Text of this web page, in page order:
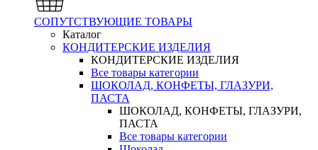
СОПУТСТВУЮЩИЕ ТОВАРЫ
Каталог
КОНДИТЕРСКИЕ ИЗДЕЛИЯ
КОНДИТЕРСКИЕ ИЗДЕЛИЯ
Все товары категории
ШОКОЛАД, КОНФЕТЫ, ГЛАЗУРИ,
ПАСТА
ШОКОЛАД, КОНФЕТЫ, ГЛАЗУРИ,
ПАСТА
Все товары категории